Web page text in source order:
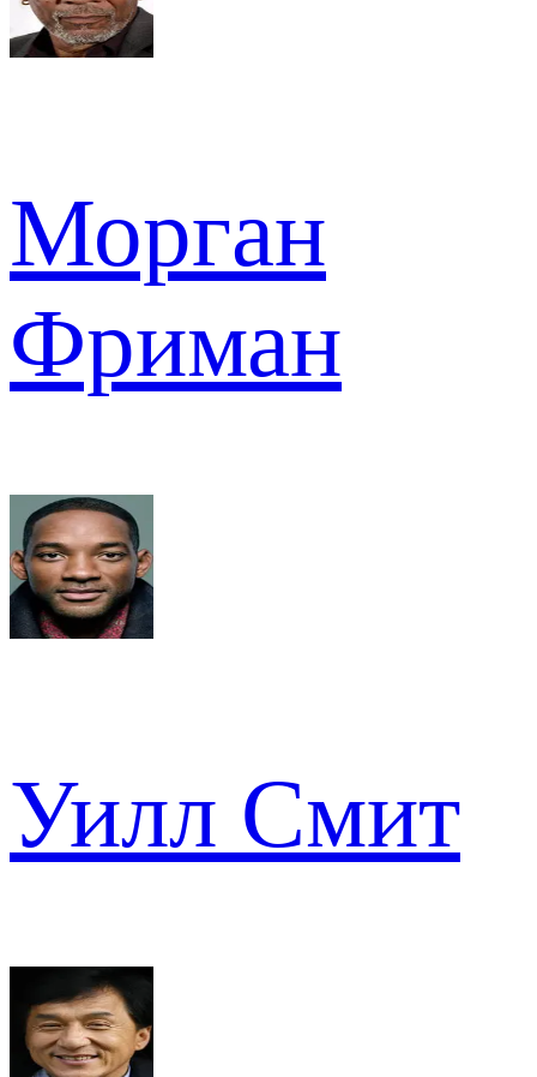
Морган
Фриман
Уилл Смит